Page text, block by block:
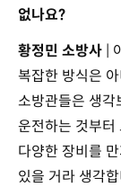
없나요?
황정민 소방사|
복잡한 방식은
소방관들은 생각
운전하는 것부터
다양한 장비를
있을 거라 생각